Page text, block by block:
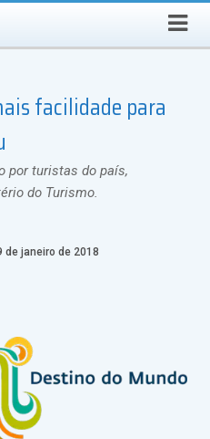
Busca
facilidade para
por turistas do país,
do Turismo.
de janeiro de 2018